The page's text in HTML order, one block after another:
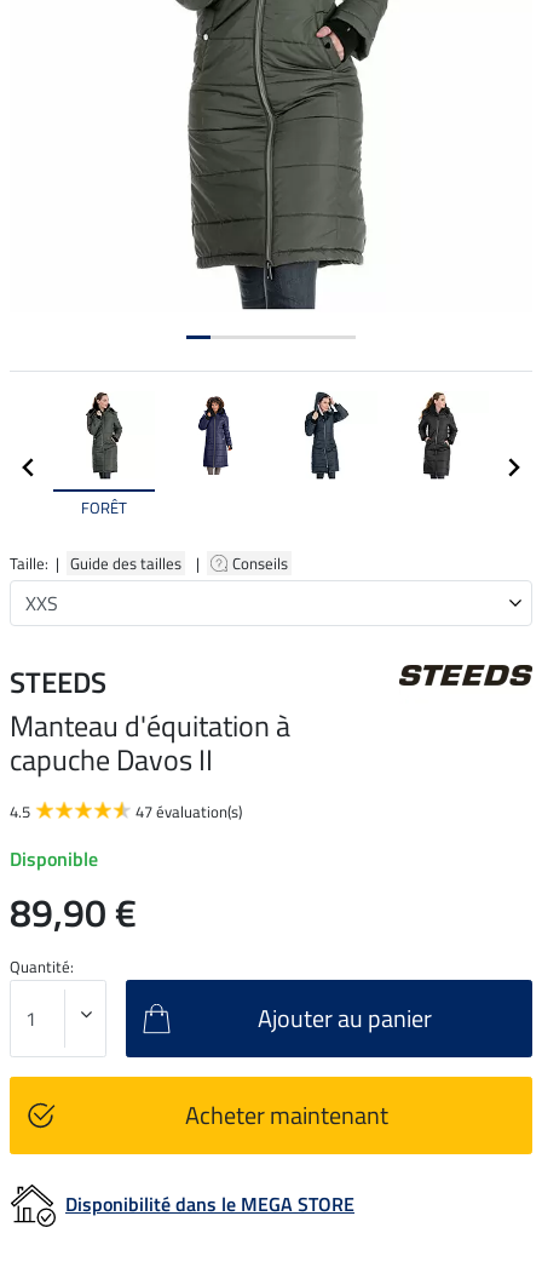
FORÊT
Taille: | Guide des tailles | Conseils
STEEDS
Manteau d'équitation à
capuche Davos II
4.5 47 évaluation(s)
Disponible
89,90 €
Quantité:
Ajouter au panier
Acheter maintenant
Disponibilité dans le MEGA STORE